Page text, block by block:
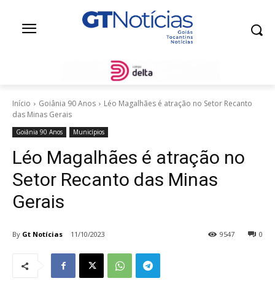
Início Goiânia 90 Anos
Léo Magalhães é atração no Setor Recanto
das Minas Gerais
Goiânia 90 Anos Municípios
Léo Magalhães é atração no
Setor Recanto das Minas
Gerais
By Gt Notícias 11/10/2023 0
9547